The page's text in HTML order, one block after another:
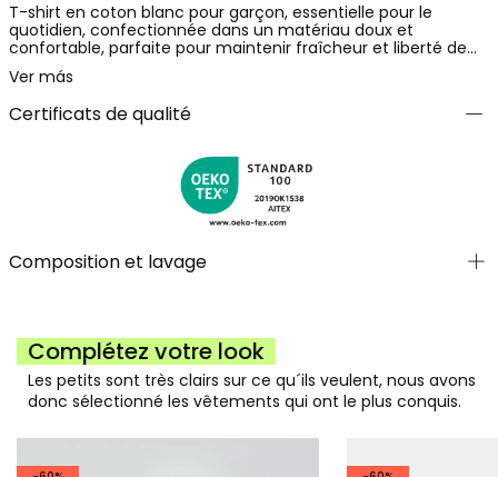
T-shirt en coton blanc pour garçon, essentielle pour le
quotidien, confectionnée dans un matériau doux et
confortable, parfaite pour maintenir fraîcheur et liberté de
mouvement. Le design présente un imprimé discret avec des
éléments qui pourraient être des palmiers et un texte.
Disponible en tailles de 12 mois à 10 ans, adaptable à divers
âges. Col rond et manches courtes la rendent idéale pour
colorés, apportant une touche fraîche et moderne à la
garde-robe enfantine.
Ver más
Certificats de qualité
Composition et lavage
Complétez votre look
Les petits sont très clairs sur ce qu´ils veulent, nous avons
donc sélectionné les vêtements qui ont le plus conquis.